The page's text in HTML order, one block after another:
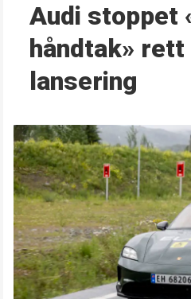
Audi stoppet
håndtak»
lansering